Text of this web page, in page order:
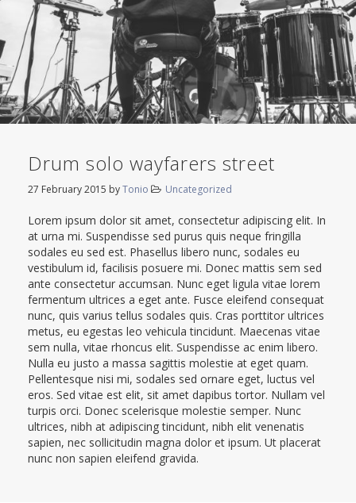
Drum solo wayfarers street
27 February 2015 byTonio Uncategorized
Lorem ipsum dolor sit amet, consectetur adipiscing elit. In
at urna mi. Suspendisse sed purus quis neque fringilla
sodales eu sed est. Phasellus libero nunc, sodales eu
vestibulum id, facilisis posuere mi. Donec mattis sem sed
ante consectetur accumsan. Nunc eget ligula vitae lorem
fermentum ultrices a eget ante. Fusce eleifend consequat
nunc, quis varius tellus sodales quis. Cras porttitor ultrices
metus, eu egestas leo vehicula tincidunt. Maecenas vitae
sem nulla, vitae rhoncus elit. Suspendisse ac enim libero.
Nulla eu justo a massa sagittis molestie at eget quam.
Pellentesque nisi mi, sodales sed ornare eget, luctus vel
eros. Sed vitae est elit, sit amet dapibus tortor. Nullam vel
turpis orci. Donec scelerisque molestie semper. Nunc
ultrices, nibh at adipiscing tincidunt, nibh elit venenatis
sapien, nec sollicitudin magna dolor et ipsum. Ut placerat
nunc non sapien eleifend gravida.